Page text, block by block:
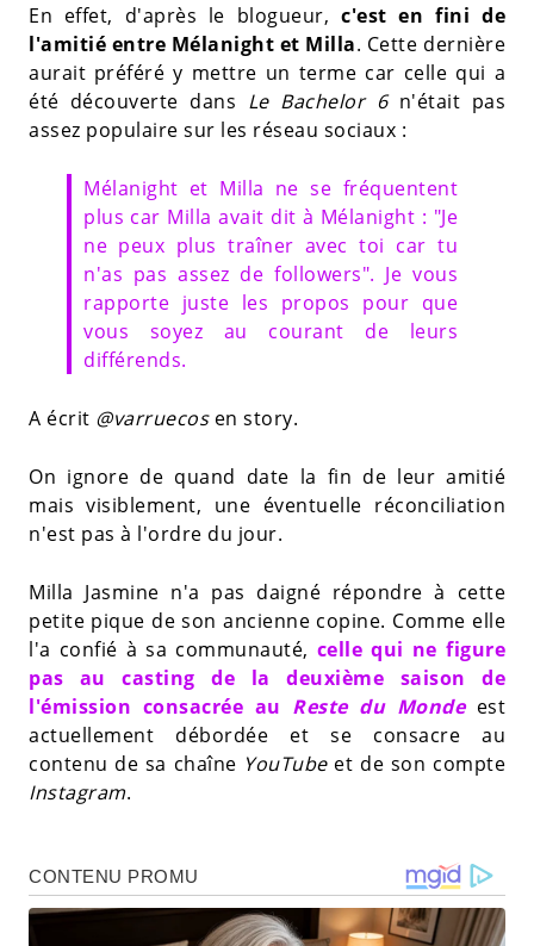
En effet, d'après le blogueur,c'est en fini de
l'amitié entre Mélanight et Milla. Cette dernière
aurait préféré y mettre un terme car celle qui a
été découverte dans Le Bachelor 6n'était pas
assez populaire sur les réseau sociaux :
Mélanight et Milla ne se fréquentent
plus car Milla avait dit à Mélanight : "Je
ne peux plus traîner avec toi car tu
n'as pas assez de followers". Je vous
rapporte juste les propos pour que
vous soyez au courant de leurs
différends.
A écrit @varruecosen story.
On ignore de quand date la fin de leur amitié
mais visiblement, une éventuelle réconciliation
n'est pas à l'ordre du jour.
Milla Jasmine n'a pas daigné répondre à cette
petite pique de son ancienne copine. Comme elle
l'a confié à sa communauté, celle qui ne figure
pas au casting de la deuxième saison de
l'émission consacrée au Reste du Mondeest
actuellement débordée et se consacre au
contenu de sa chaîne YouTubeet de son compte
Instagram.